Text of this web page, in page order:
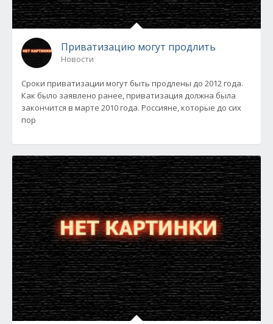
Приватизацию могут продлить
Новости
Сроки приватизации могут быть продлены до 2012 года.
Как было заявлено ранее, приватизация должна была
закончится в марте 2010 года. Россияне, которые до сих
пор